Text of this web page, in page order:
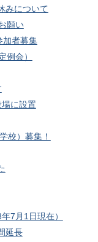
みについて
願い
加者募集
例会）
に設置
校）募集！
7月1日現在）
延長